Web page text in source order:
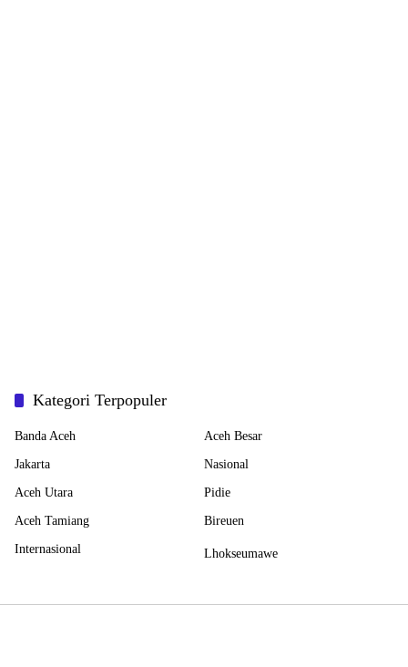
Kategori Terpopuler
Banda Aceh Aceh Besar
Jakarta Nasional
Aceh Utara Pidie
Aceh Tamiang Bireuen
Internasional Lhokseumawe